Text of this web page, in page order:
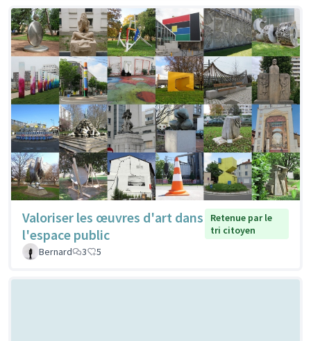
Valoriser les œuvres d'art dans
l'espace public
Retenue par le
tri citoyen
Bernard
3 5